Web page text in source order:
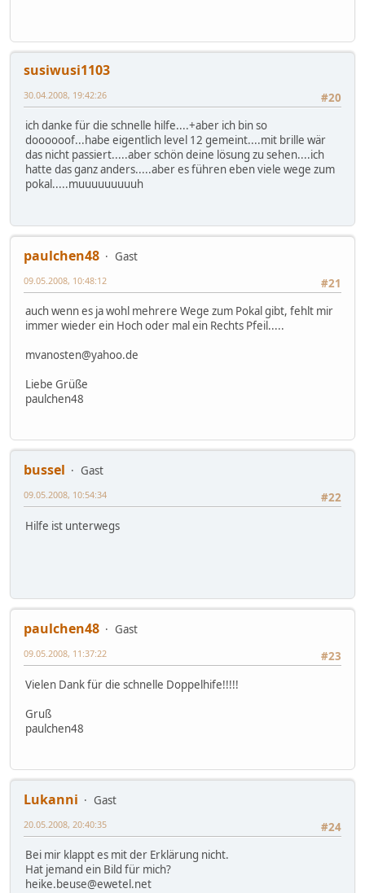
susiwusi1103
#20
30.04.2008, 19:42:26
ich danke für die schnelle hilfe....+aber ich bin so
doooooof...habe eigentlich level 12 gemeint....mit brille wär
das nicht passiert.....aber schön deine lösung zu sehen....ich
hatte das ganz anders.....aber es führen eben viele wege zum
pokal.....muuuuuuuuuh
paulchen48
Gast
#21
09.05.2008, 10:48:12
auch wenn es ja wohl mehrere Wege zum Pokal gibt, fehlt mir
immer wieder ein Hoch oder mal ein Rechts Pfeil.....
mvanosten@yahoo.de
Liebe Grüße
paulchen48
bussel
Gast
#22
09.05.2008, 10:54:34
Hilfe ist unterwegs
paulchen48
Gast
#23
09.05.2008, 11:37:22
Vielen Dank für die schnelle Doppelhife!!!!!
Gruß
paulchen48
Lukanni
Gast
#24
20.05.2008, 20:40:35
Bei mir klappt es mit der Erklärung nicht.
Hat jemand ein Bild für mich?
heike.beuse@ewetel.net